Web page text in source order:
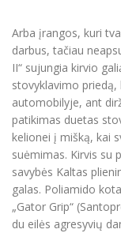
Arba įrangos, kuri
darbus, tačiau
II“ sujungia kirvio
stovyklavimo
automobilyje, ant
patikimas duetas
kelionei į mišką, kai
suėmimas. Kirvis su
savybės Kaltas
galas. Poliamido
„Gator Grip“
du eilės agresyvių